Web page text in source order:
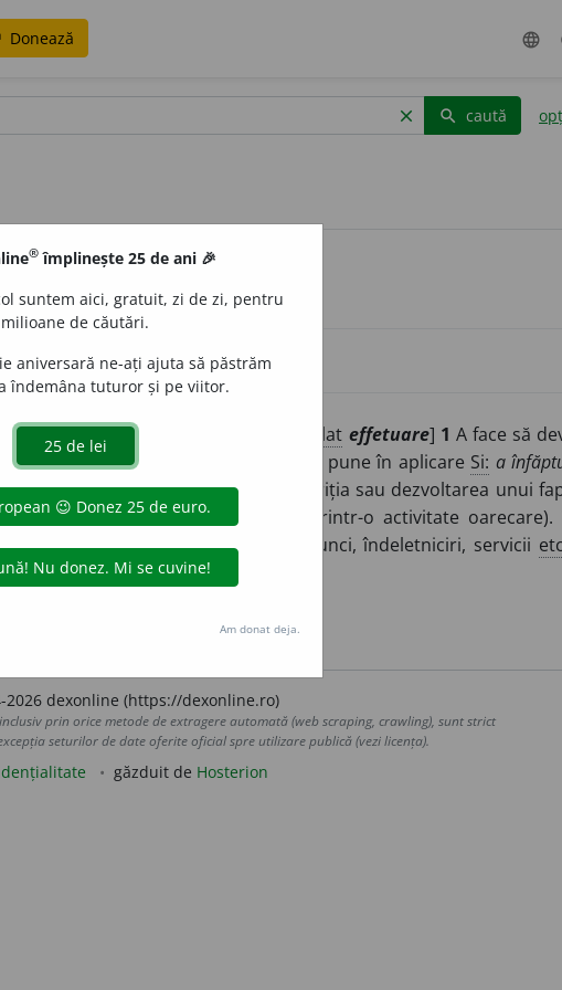
Donează language
clear search caută
/P: ~tu-a/Pzi: ~u lat effetuare] 1 A face să
scop).2A aduce la îndeplinire. A pune în aplicare Si: a
5A fi, a servi drept cauză pentru apariția sau dezvoltarea unui
sau artisticeetc. ) A crea (printr-o activitate oarecare).
Si: a executa, a face. 8(C.i.diverse munci, îndeletniciri, servicii
A practica.
2026 dexonline (https://dexonline.ro)
prin orice metode de extragere automată (web scraping, crawling), sunt strict
seturilor de date oferite oficial spre utilizare publică (vezi licența).
găzduit de Hosterion
® împlinește 25 de ani 🎉
suntem aici, gratuit, zi de zi, pentru
milioane de căutări.
aniversară ne-ați ajuta să păstrăm
îndemâna tuturor și pe viitor.
Am donat deja.